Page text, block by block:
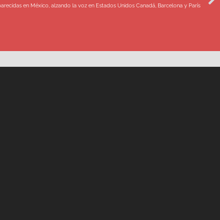
en México, alzando la voz en Estados Unidos Canadá, Barcelona y París